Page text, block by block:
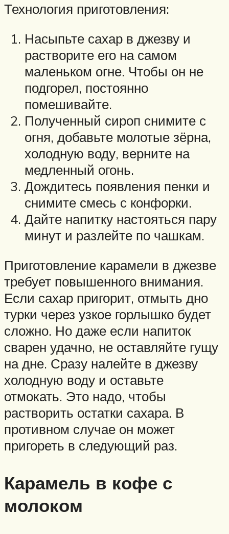
Технология приготовления:
Насыпьте сахар в джезву и
растворите его на самом
маленьком огне. Чтобы он не
подгорел, постоянно
помешивайте.
Полученный сироп снимите с
огня, добавьте молотые зёрна,
холодную воду, верните на
медленный огонь.
Дождитесь появления пенки и
снимите смесь с конфорки.
Дайте напитку настояться пару
минут и разлейте по чашкам.
Приготовление карамели в джезве
требует повышенного внимания.
Если сахар пригорит, отмыть дно
турки через узкое горлышко будет
сложно. Но даже если напиток
сварен удачно, не оставляйте гущу
на дне. Сразу налейте в джезву
холодную воду и оставьте
отмокать. Это надо, чтобы
растворить остатки сахара. В
противном случае он может
пригореть в следующий раз.
Карамель в кофе с
молоком